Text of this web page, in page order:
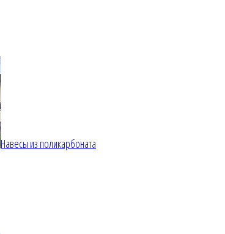
Навесы из поликарбоната